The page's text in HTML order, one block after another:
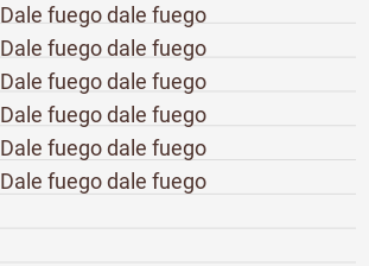
Dale fuego dale fuego
Dale fuego dale fuego
Dale fuego dale fuego
Dale fuego dale fuego
Dale fuego dale fuego
Dale fuego dale fuego